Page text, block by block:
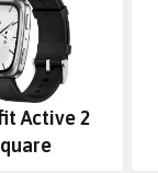
Active 2